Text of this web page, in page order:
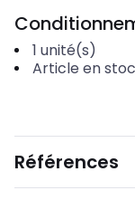
1 unité(s)
Article en
Références